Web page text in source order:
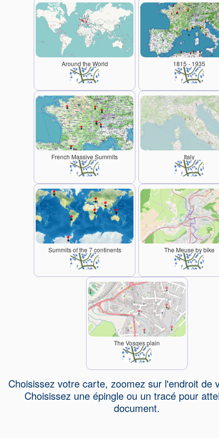
Around the World 1815 - 1935
French Massive Summits Italy
Summits of the 7 continents The Meuse by bike
The Vosges plain
Choisissez votre carte, zoomez sur l'endroit de
Choisissez une épingle ou un tracé pour
document.